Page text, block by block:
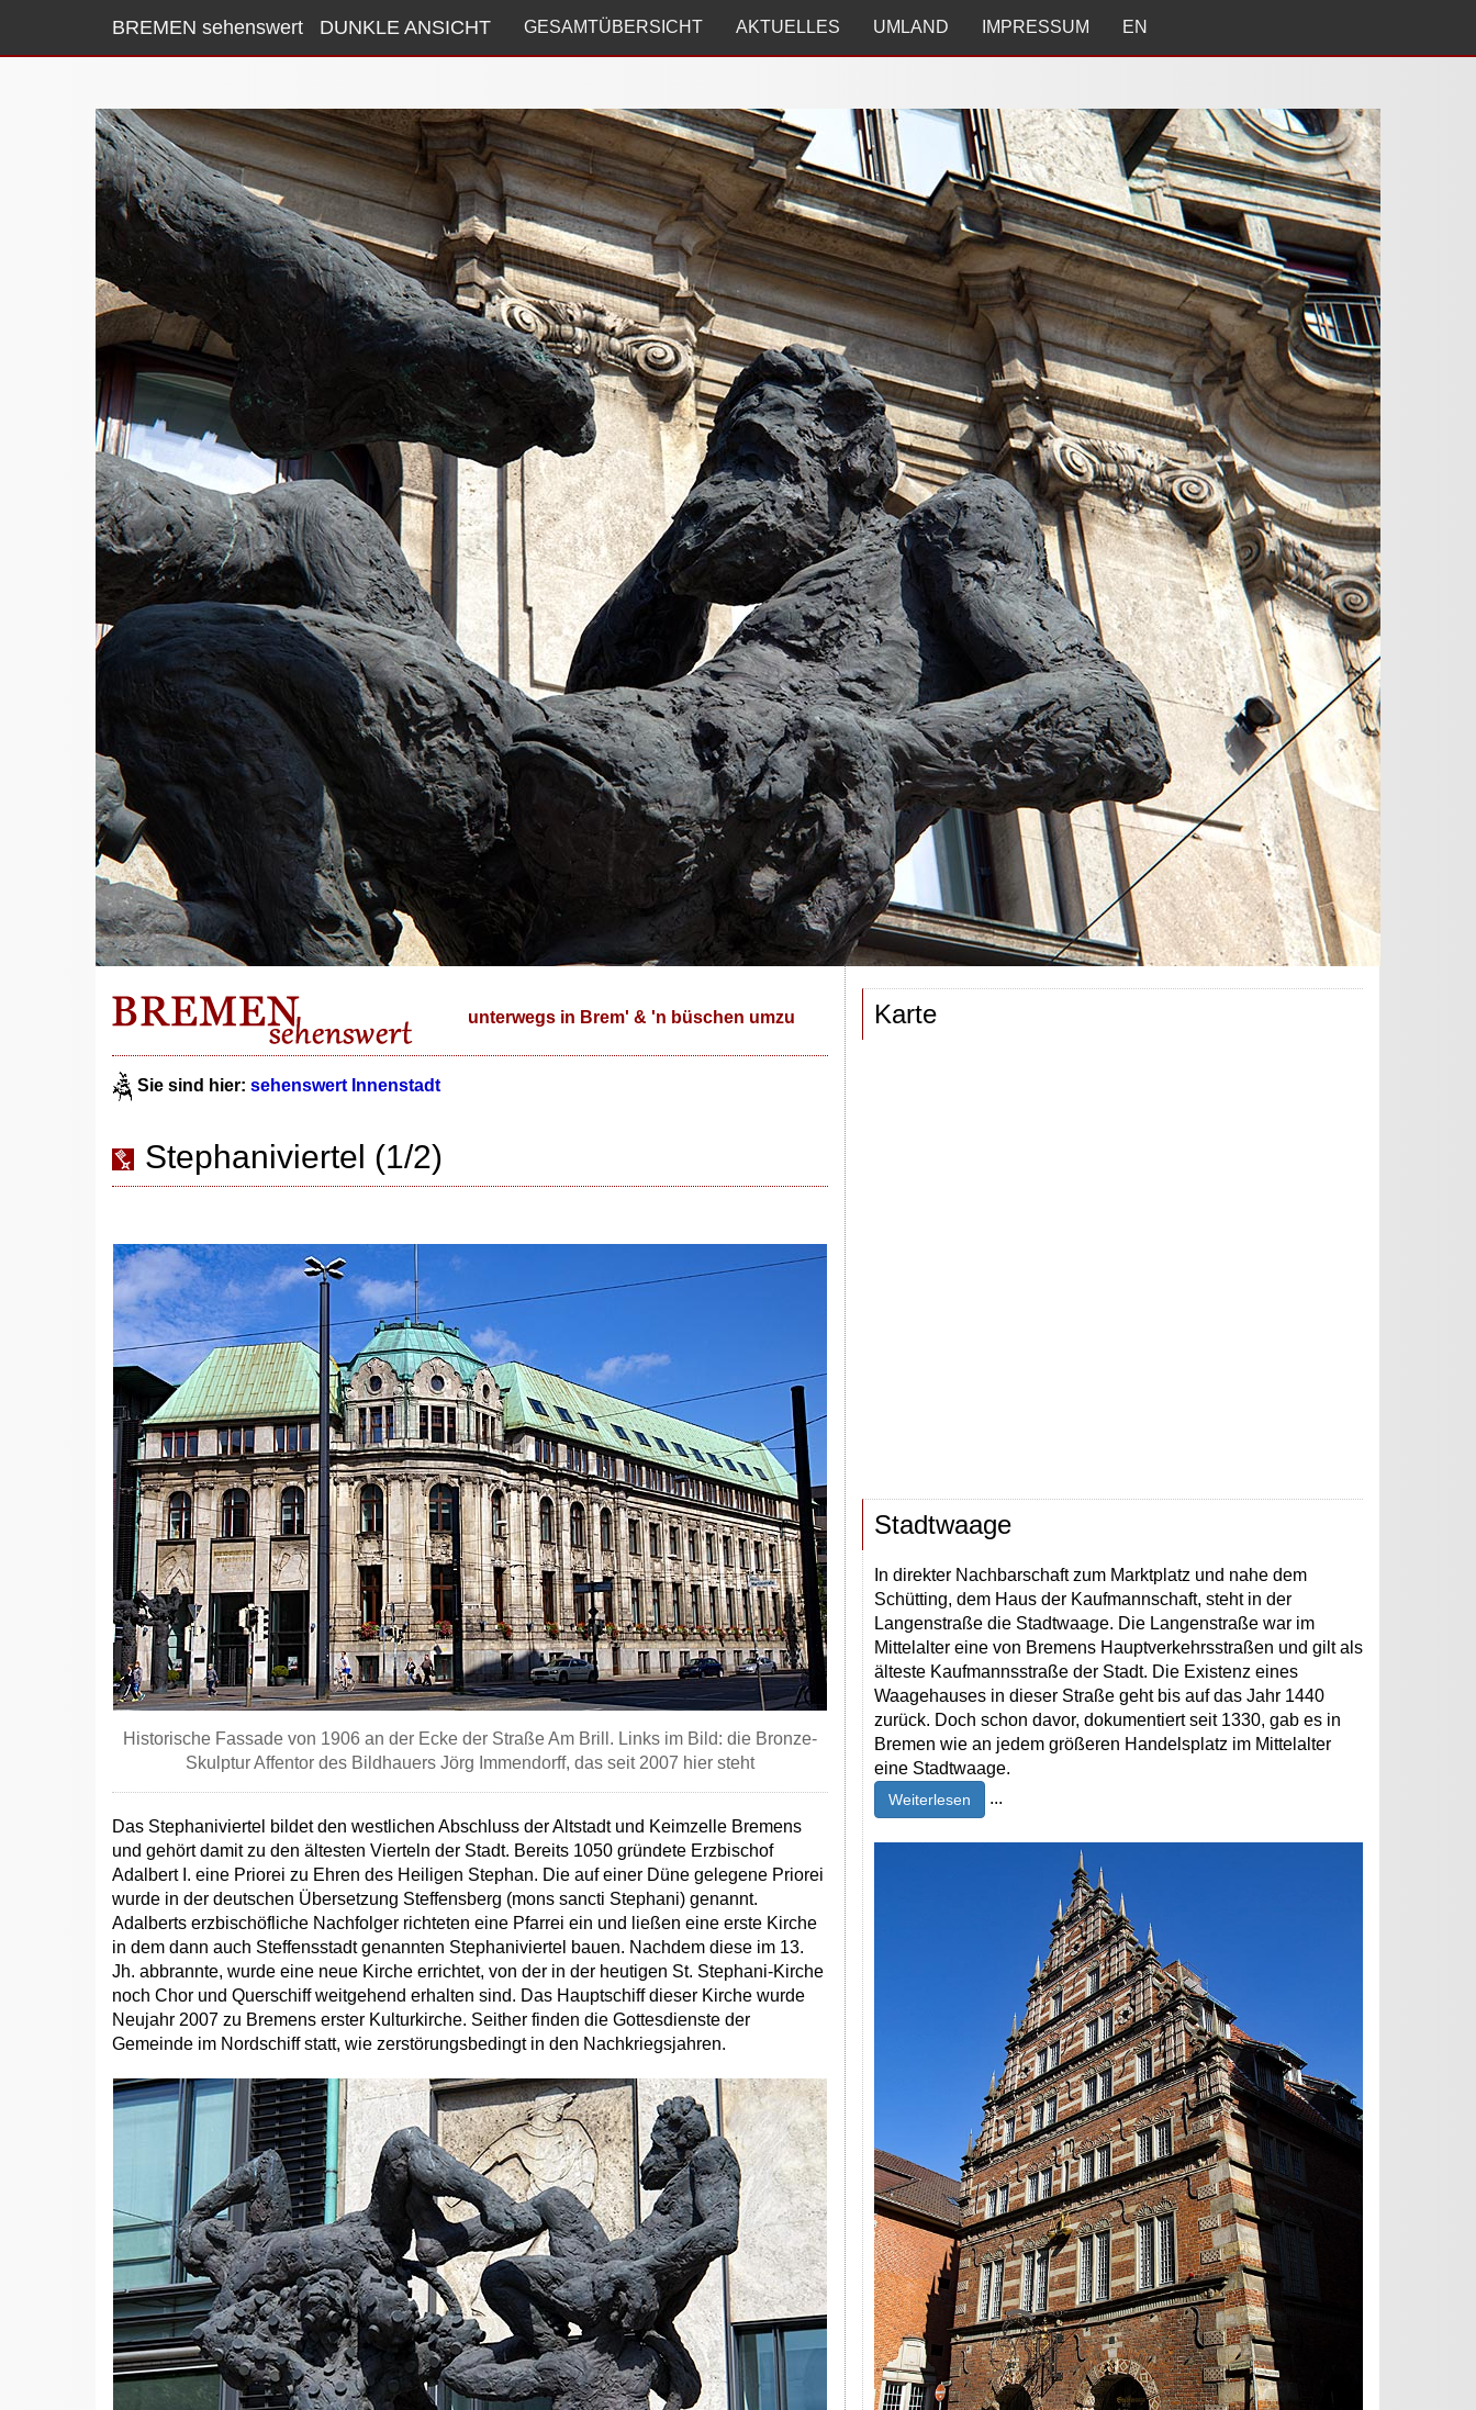
BREMEN sehenswert DUNKLE ANSICHT GESAMTÜBERSICHT AKTUELLES UMLAND IMPRESSUM EN
unterwegs in Brem' & 'n büschen umzu
Sie sind hier: sehenswert Innenstadt
Stephaniviertel (1/2)
Historische Fassade von 1906 an der Ecke der Straße Am Brill. Links im Bild: die Bronze-
Skulptur Affentor des Bildhauers Jörg Immendorff, das seit 2007 hier steht
Das Stephaniviertel bildet den westlichen Abschluss der Altstadt und Keimzelle Bremens
und gehört damit zu den ältesten Vierteln der Stadt. Bereits 1050 gründete Erzbischof
Adalbert I. eine Priorei zu Ehren des Heiligen Stephan. Die auf einer Düne gelegene Priorei
wurde in der deutschen Übersetzung Steffensberg (mons sancti Stephani) genannt.
Adalberts erzbischöfliche Nachfolger richteten eine Pfarrei ein und ließen eine erste Kirche
in dem dann auch Steffensstadt genannten Stephaniviertel bauen. Nachdem diese im 13.
Jh. abbrannte, wurde eine neue Kirche errichtet, von der in der heutigen St. Stephani-Kirche
noch Chor und Querschiff weitgehend erhalten sind. Das Hauptschiff dieser Kirche wurde
Neujahr 2007 zu Bremens erster Kulturkirche. Seither finden die Gottesdienste der
Gemeinde im Nordschiff statt, wie zerstörungsbedingt in den Nachkriegsjahren.
Karte
Stadtwaage
In direkter Nachbarschaft zum Marktplatz und nahe dem
Schütting, dem Haus der Kaufmannschaft, steht in der
Langenstraße die Stadtwaage. Die Langenstraße war im
Mittelalter eine von Bremens Hauptverkehrsstraßen und gilt als
älteste Kaufmannsstraße der Stadt. Die Existenz eines
Waagehauses in dieser Straße geht bis auf das Jahr 1440
zurück. Doch schon davor, dokumentiert seit 1330, gab es in
Bremen wie an jedem größeren Handelsplatz im Mittelalter
eine Stadtwaage.
Weiterlesen ...